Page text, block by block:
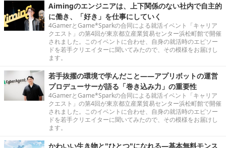
Aimingのエンジニアは、上下関係のない社内で自主的
に働き、「好き」を仕事にしていく
4GamerとGame*Sparkの合同による就活イベント「キャリア
クエスト」の第4回が東京都立産業貿易センター浜松町館で開催
されました。このイベントに合わせ、自身の就活時のエピソー
ドを若手クリエイターに聞いてみたので、その模様をお届けし
ます。
若手抜擢の環境で学んだこと――アプリボットの運営
プロデューサーが語る「巻き込み力」の重要性
4GamerとGame*Sparkの合同による就活イベント「キャリア
クエスト」の第4回が東京都立産業貿易センター浜松町館で開催
されました。このイベントに合わせ、自身の就活時のエピソー
ドを若手クリエイターに聞いてみたので、その模様をお届けし
ます。
かわいい生き物と"ひとつ"になれる―基本無料モンス